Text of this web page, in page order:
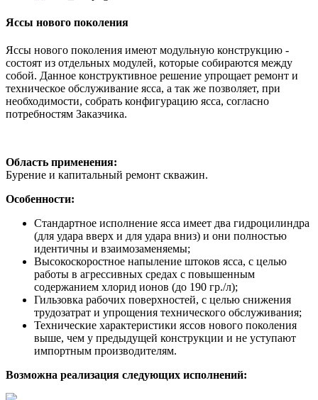
Яссы нового поколения
Яссы нового поколения имеют модульную конструкцию -
состоят из отдельных модулей, которые собираются между
собой. Данное конструктивное решение упрощает ремонт и
техническое обслуживание ясса, а так же позволяет, при
необходимости, собрать конфигурацию ясса, согласно
потребностям Заказчика.
Область применения:
Бурение и капитальный ремонт скважин.
Особенности:
Стандартное исполнение ясса имеет два гидроцилиндра
(для удара вверх и для удара вниз) и они полностью
идентичны и взаимозаменяемы;
Высокоскоростное напыление штоков ясса, с целью
работы в агрессивных средах с повышенным
содержанием хлорид ионов (до 190 гр./л);
Гильзовка рабочих поверхностей, с целью снижения
трудозатрат и упрощения технического обслуживания;
Технические характеристики яссов нового поколения
выше, чем у предыдущей конструкции и не уступают
импортным производителям.
Возможна реализация следующих исполнений: